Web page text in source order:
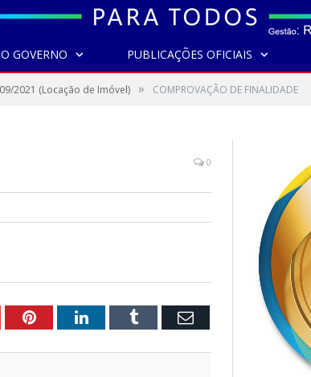
O GOVERNO PUBLICAÇÕES OFICIAIS
2021 (Locação de Imóvel) » COMPROVAÇÃO DE FINALIDADE
0
PinterestLinkedInTumblr Email